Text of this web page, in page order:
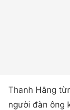
Thanh Hằng
người đàn ông